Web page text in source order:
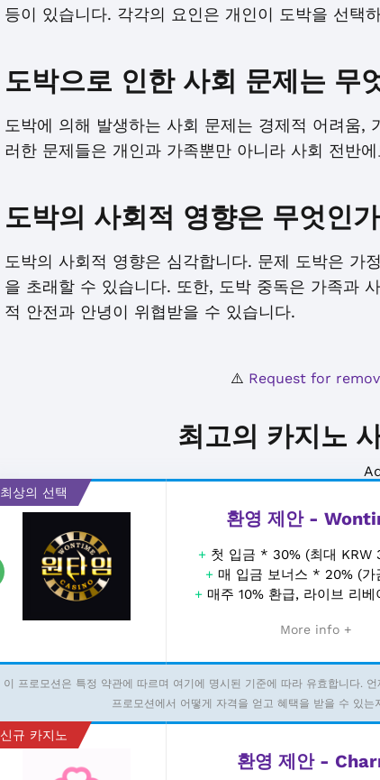
등이 있습니다. 각각의 요인은 개인이 도박을 선택
도박으로 인한 사회 문제는 무
도박에 의해 발생하는 사회 문제는 경제적 어려움,
러한 문제들은 개인과 가족뿐만 아니라 사회 전반
도박의 사회적 영향은 무엇인
도박의 사회적 영향은 심각합니다. 문제 도박은 가
을 초래할 수 있습니다. 또한, 도박 중독은 가족과
적 안전과 안녕이 위협받을 수 있습니다.
⚠️ Request for
최고의 카지노
최상의 선택
환영 제안 -
+ 첫 입금 * 30% (최대 KRW
+ 매 입금 보너스 * 20% (가
+ 매주 10% 환급, 라이브 리베
More info +
이 프로모션은 특정 약관에 따르며 여기에 명시된 기준에 따라 유효합니다.
프로모션에서 어떻게 자격을 얻고 혜택을 받을 수 있
신규 카지노
환영 제안 -